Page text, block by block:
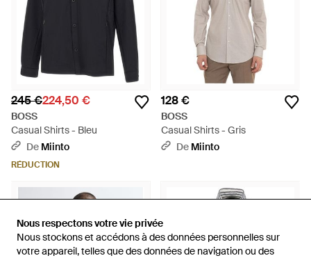
Nous respectons votre vie privée
Nous stockons et accédons à des données personnelles sur
votre appareil, telles que des données de navigation ou des
Nous respectons votre vie privée
Nous stockons et accédons à des données personnelles sur
votre appareil, telles que des données de navigation ou des
245 €224,50 €
BOSS
Casual Shirts - Bleu
De Miinto
RÉDUCTION
128 €
BOSS
Casual Shirts - Gris
De Miinto